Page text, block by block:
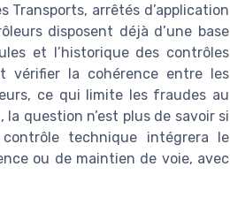
Transports, arrêtés d’application
disposent déjà d’une base
et l’historique des contrôles
vérifier la cohérence entre les
ce qui limite les fraudes au
question n’est plus de savoir si
technique intégrera le
ou de maintien de voie, avec